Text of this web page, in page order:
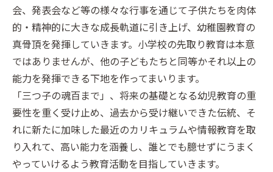
会、発表会など等の様々な行事を通じて子供たちを肉体
的・精神的に大きな成長軌道に引き上げ、幼稚園教育の
真骨頂を発揮していきます。小学校の先取り教育は本意
ではありませんが、他の子どもたちと同等かそれ以上の
能力を発揮できる下地を作ってまいります。
「三つ子の魂百まで」、将来の基礎となる幼児教育の重
要性を重く受け止め、過去から受け継いできた伝統、そ
れに新たに加味した最近のカリキュラムや情報教育を取
り入れて、高い能力を涵養し、誰とでも臆せずにうまく
やっていけるよう教育活動を目指していきます。